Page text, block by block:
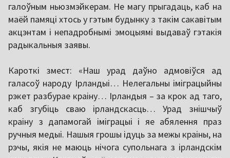
галоўным ньюзмэйкерам. Не магу прыгадаць, каб на
маёй памяці хтось у гэтым будынку з такім сакавітым
акцэнтам і непадробнымі эмоцыямі выдаваў гэтакія
радыкальныя заявы.
Кароткі змест: «Наш урад даўно адмовіўся ад
галасоў народу Ірландыі… Нелегальны іміграцыйны
рэкет разбурае краіну… Ірландыя – за крок ад таго,
каб згубіць сваю ірландскасць… Урад знішчыў
краіну з дапамогай іміграцыі і яе абялення праз
ручныя медыі. Нашыя грошы ідуць за межы краіны, на
рэчы, якія не маюць нічога супольнага з ірландскім